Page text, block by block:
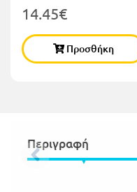
Μάθηση
Βιβλιοθήκη
του
Διαγωνισμοί
Παζλ και
Τάξη
όλο
14.45€
Προσθήκη
Περιγραφή